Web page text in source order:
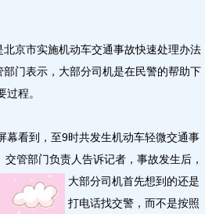
京市实施机动车交通事故快速处理办法
部门表示，大部分司机是在民警的帮助下
程。
看到，至9时共发生机动车轻微交通事
交管部门负责人告诉记者，事故发生后，
大部分司机首先想到的还是
打电话找交警，而不是按照